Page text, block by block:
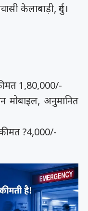
केलाबाड़ी, दुर्ग।
1,80,000/-
मोबाइल, अनुमानित
?4,000/-